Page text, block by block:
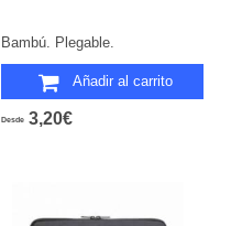
Bambú. Plegable.
Añadir al carrito
Desde 3,20€